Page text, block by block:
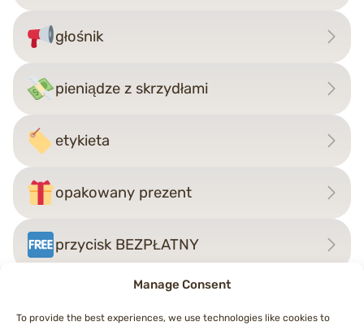
Manage Consent
To provide the best experiences, we use technologies like cookies to
głośnik
pieniądze z skrzydłami
etykieta
opakowany prezent
przycisk BEZPŁATNY